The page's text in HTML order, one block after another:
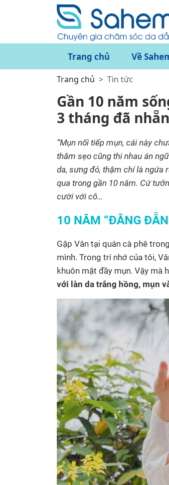
Trang chủ Về
Trang chủ Tin tức
Gần 10 năm
3 tháng đã
“Mụn nối tiếp mụn, cái này
thâm sẹo cũng thi nhau án
da, sưng đỏ, thậm chí là ngứa
qua trong gần 10 năm. Cứ
cười với cô…
10 NĂM “ĐẰNG
Gặp Vân tại quán cà phê
mình. Trong trí nhớ của tôi,
khuôn mặt đầy mụn. Vậy mà
với làn da trắng hồng, mụn